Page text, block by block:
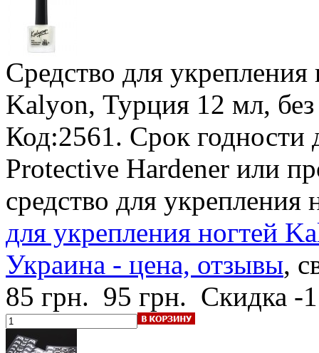
Средство для
Kalyon, Турция 12 мл,
Код:2561. Срок годности
Protective Hardener или
средство для
для укрепления ногтей
Украина - цена, отзывы,
85 грн. 95 грн. Скидка -